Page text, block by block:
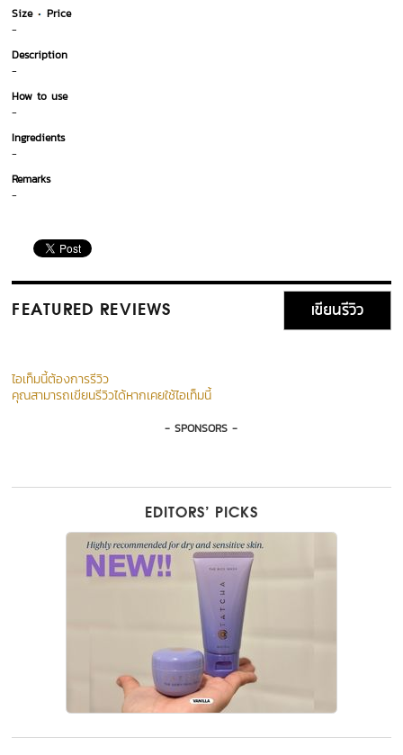
Size
Price
-
Description
-
How to use
-
Ingredients
-
Remarks
-
FEATURED REVIEWS เขียนรีวิว
ไอเท็มนี้ต้องการรีวิว
คุณสามารถเขียนรีวิวได้หากเคยใช้ไอเท็มนี้
- SPONSORS -
EDITORS’ PICKS